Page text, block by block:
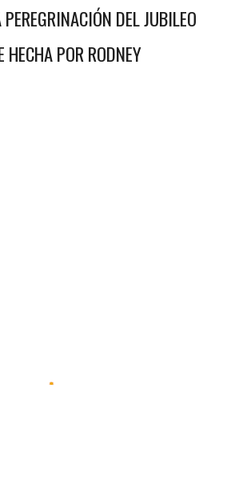
DEL JUBILEO
HECHA PORRODNEY